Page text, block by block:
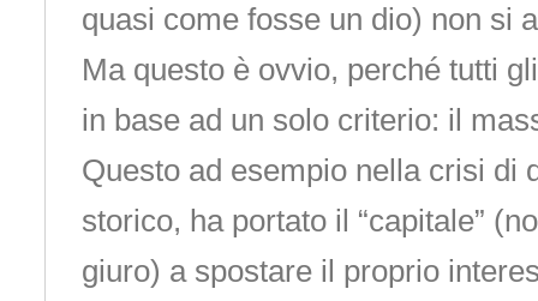
quasi come fosse un dio) non si
Ma questo è ovvio, perché tutti
in base ad un solo criterio: il
Questo ad esempio nella crisi di
storico, ha portato il “capitale”
giuro) a spostare il proprio